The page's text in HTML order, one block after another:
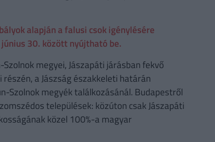
alapján a falusi csok igénylésére
30. között nyújtható be.
megyei, Jászapáti járásban fekvő
a Jászság északkeleti határán
Szolnok megyék találkozásánál. Budapestről
települések: közúton csak Jászapáti
közel 100%-a magyar